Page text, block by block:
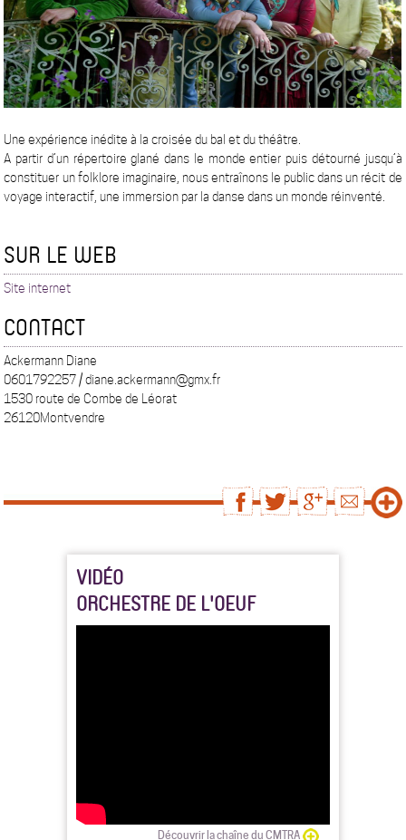
Une expérience inédite à la croisée du bal et du théâtre.
A partir d’un répertoire glané dans le monde entier puis détourné jusqu’à
constituer un folklore imaginaire, nous entraînons le public dans un récit de
voyage interactif, une immersion par la danse dans un monde réinventé.
SUR LE WEB
Site internet
CONTACT
Ackermann Diane
0601792257 / diane.ackermann@gmx.fr
1530 route de Combe de Léorat
26120Montvendre
VIDÉO
ORCHESTRE DE L'OEUF
Découvrir la chaîne du CMTRA